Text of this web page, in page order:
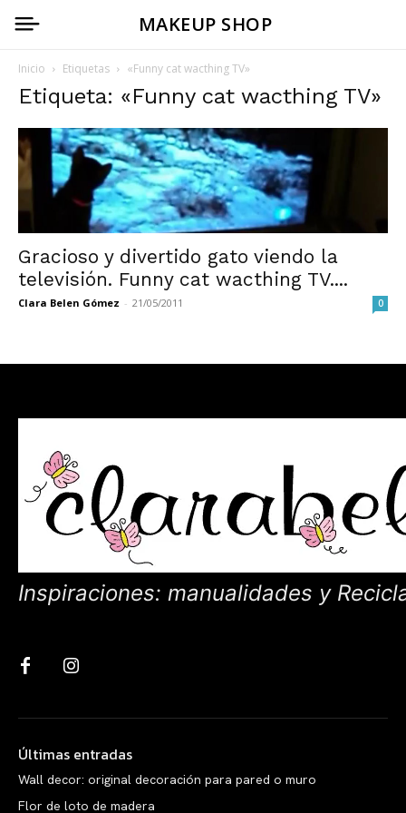
MAKEUP SHOP
Inicio Etiquetas «Funny cat wacthing TV»
Etiqueta: «Funny cat wacthing TV»
Gracioso y divertido gato viendo la
televisión. Funny cat wacthing TV....
Clara Belen Gómez - 21/05/2011 0
Inspiraciones: manualidades y
Últimas entradas
Wall decor: original decoración para pared o muro
Flor de loto de madera